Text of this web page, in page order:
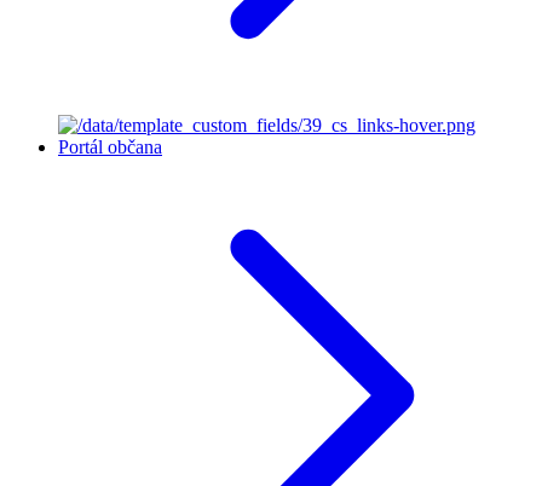
Portál občana